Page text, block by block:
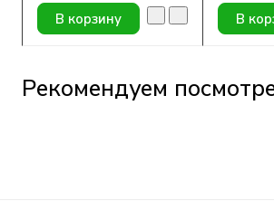
В корзину В
Рекомендуем